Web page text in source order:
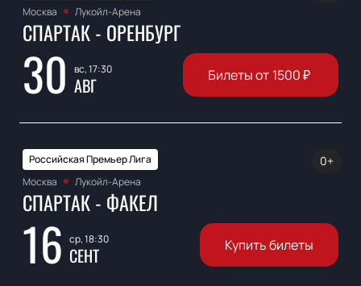
Москва
Лукойл-Арена
СПАРТАК - ОРЕНБУРГ
30 вс, 17:30
АВГ Билеты от 1500₽
Российская Премьер Лига
Москва
Лукойл-Арена
СПАРТАК - ФАКЕЛ
16 ср, 18:30
СЕНТ
0+
Купить билеты